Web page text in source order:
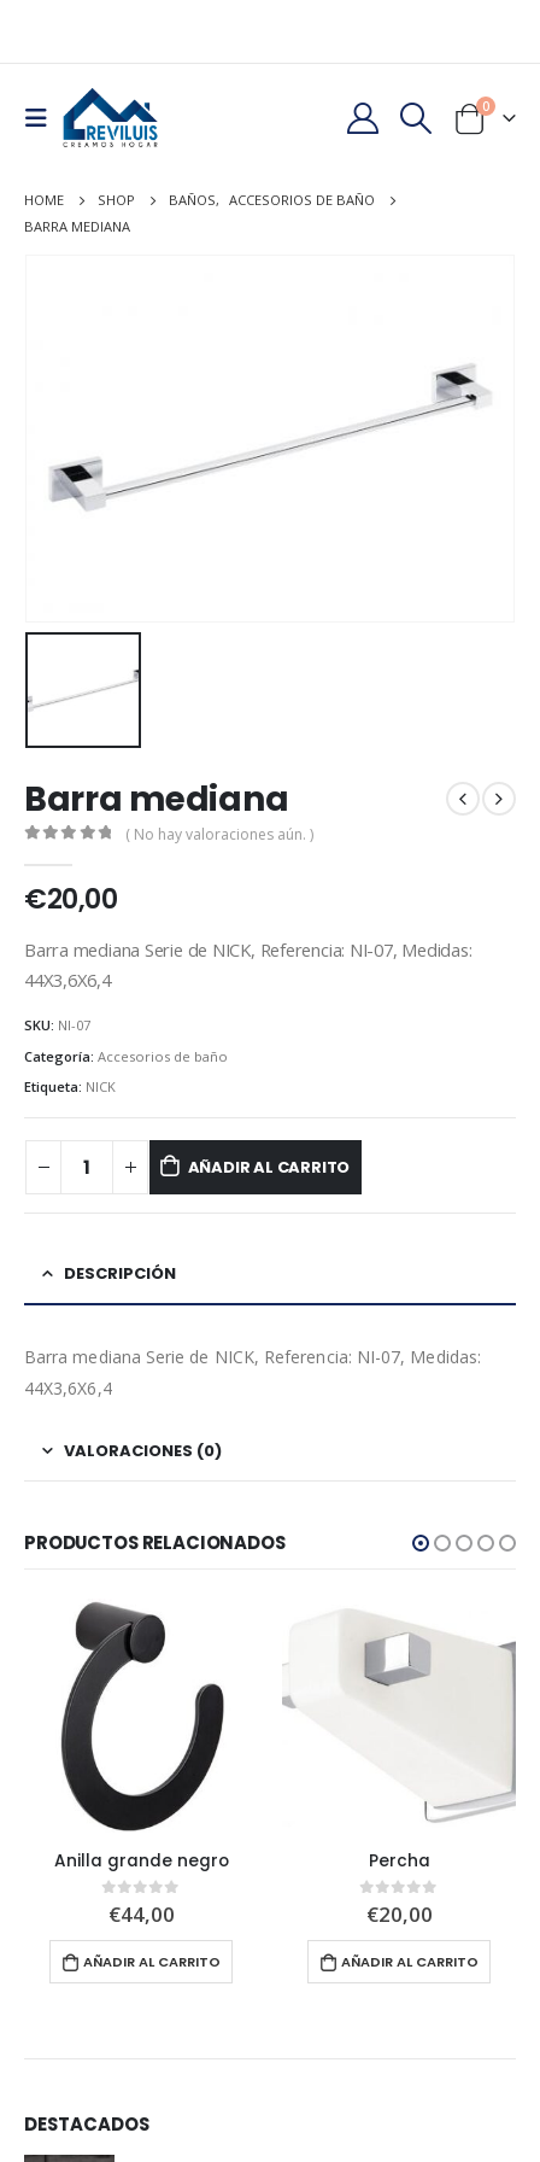
0
HOME SHOP BAÑOS, ACCESORIOS DE BAÑO
BARRA MEDIANA
Barra mediana
( No hay valoraciones aún. )
€20,00
Barra mediana Serie de NICK, Referencia: NI-07, Medidas:
44X3,6X6,4
SKU: NI-07
Categoría: Accesorios de baño
Etiqueta: NICK
AÑADIR AL CARRITO
DESCRIPCIÓN
Barra mediana Serie de NICK, Referencia: NI-07, Medidas:
44X3,6X6,4
VALORACIONES (0)
PRODUCTOS RELACIONADOS
Anilla grande negro
0out of 5
€44,00
AÑADIR AL CARRITO
Percha
0out of 5
€20,00
AÑADIR AL CARRITO
DESTACADOS